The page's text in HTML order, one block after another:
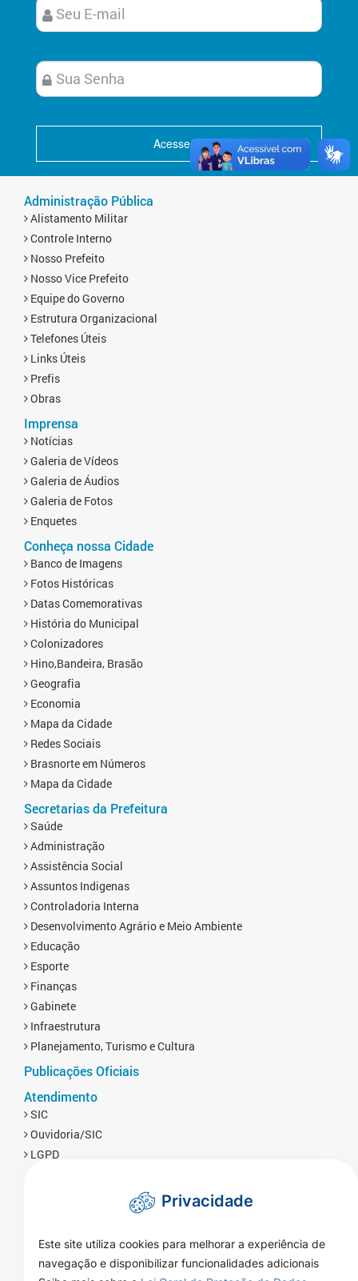
Acesse
Administração Pública
Alistamento Militar
Controle Interno
Nosso Prefeito
Nosso Vice Prefeito
Equipe do Governo
Estrutura Organizacional
Telefones Úteis
Links Úteis
Prefis
Obras
Imprensa
Notícias
Galeria de Vídeos
Galeria de Áudios
Galeria de Fotos
Enquetes
Conheça nossa Cidade
Banco de Imagens
Fotos Históricas
Datas Comemorativas
História do Municipal
Colonizadores
Hino,Bandeira, Brasão
Geografia
Economia
Mapa da Cidade
Redes Sociais
Brasnorte em Números
Mapa da Cidade
Secretarias da Prefeitura
Saúde
Administração
Assistência Social
Assuntos Indigenas
Controladoria Interna
Desenvolvimento Agrário e Meio Ambiente
Educação
Esporte
Finanças
Gabinete
Infraestrutura
Planejamento, Turismo e Cultura
Publicações Oficiais
Atendimento
SIC
Ouvidoria/SIC
LGPD
Privacidade
Este site utiliza cookies para melhorar a experiência de
navegação e disponibilizar funcionalidades adicionais